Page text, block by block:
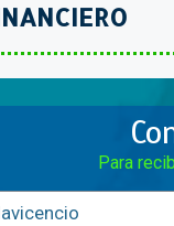
Para